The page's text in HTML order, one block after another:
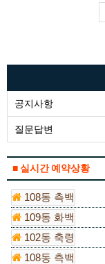
공지사항
질문답변
■ 실시간 예약상황
109동 화백
109동 화백
108동 측백
109동 화백
102동 축령
108동 측백